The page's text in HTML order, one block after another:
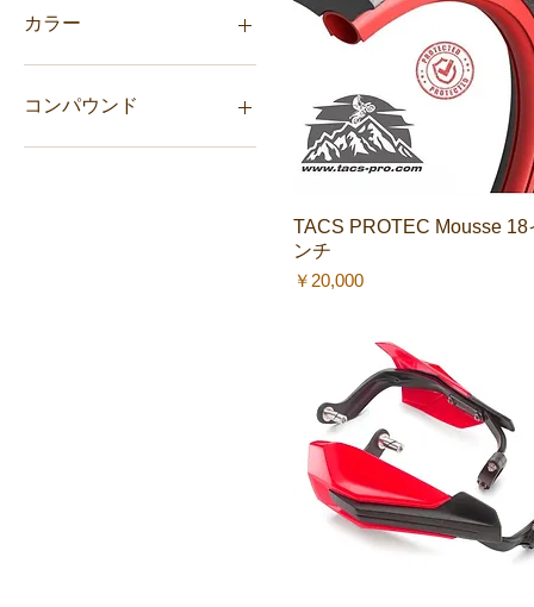
50T
カラー
オレンジ
ブラック
コンパウンド
HARD
クイックビュー
TACS PROTEC Mousse 18
ンチ
価格
￥20,000